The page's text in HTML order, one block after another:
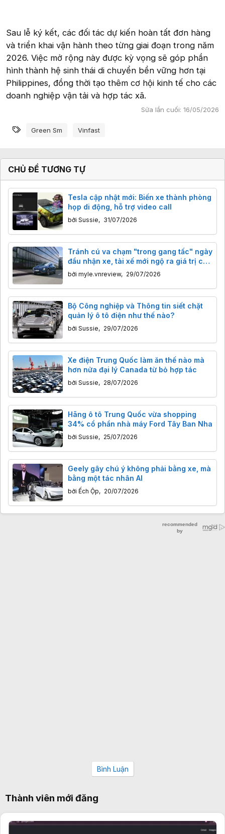
Sau lễ ký kết, các đối tác dự kiến hoàn tất đơn hàng
và triển khai vận hành theo từng giai đoạn trong năm
2026. Việc mở rộng này được kỳ vọng sẽ góp phần
hình thành hệ sinh thái di chuyển bền vững hơn tại
Philippines, đồng thời tạo thêm cơ hội kinh tế cho các
doanh nghiệp vận tải và hợp tác xã.
Sửa lần cuối: 16/05/2026
Từ khóa
Green Sm Vinfast
CHỦ ĐỀ TƯƠNG TỰ
Tesla cập nhật mới: Biến xe thành phòng
họp di động, hỗ trợ video call
bởi Sussie, 31/07/2026
Tránh cú va chạm "trong gang tấc" ngày
đầu nhận xe, tài xế mới ngộ ra giá trị của
công nghệ
bởi myle.vnreview, 29/07/2026
Bộ Công nghiệp và Thông tin siết chặt
quản lý ô tô điện như thế nào?
bởi Sussie, 29/07/2026
Xe điện Trung Quốc làm ăn thế nào mà
hơn nửa đại lý Canada từ bỏ hợp tác
bởi Sussie, 28/07/2026
Hãng ô tô Trung Quốc vừa shopping
34% cổ phần nhà máy Ford Tây Ban Nha
bởi Sussie, 25/07/2026
Geely gây chú ý không phải bằng xe, mà
bằng một tác nhân AI
bởi Ếch Ộp, 20/07/2026
Bình Luận
Thành viên mới đăng